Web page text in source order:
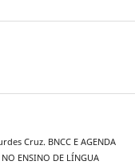
Cruz. BNCC E AGENDA
NO ENSINO DE LÍNGUA